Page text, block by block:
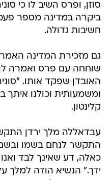
סוזן, ופרס השיב לו כי
ביקרה במדינה מספר
חשיבות גדולה.
גם מזכירת המדינה
שוחחה עם פרס ואמרה
האובדן שפקד אותו.
ומשמעותית וכולנו
קלינטון.
עבדאללה מלך ירדן
התקשר לנחם בשמו
כאלה, דע שאינך לבד
ידך." הנשיא הודה למלך